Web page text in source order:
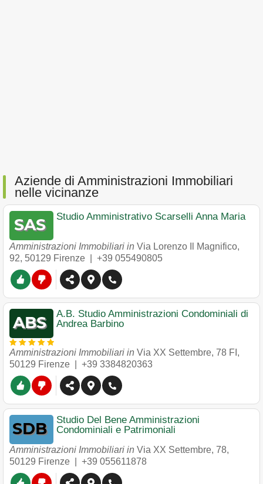
Aziende di Amministrazioni Immobiliari
nelle vicinanze
Studio Amministrativo Scarselli Anna Maria
Amministrazioni Immobiliari in Via Lorenzo Il Magnifico,
92, 50129 Firenze +39 055490805
A.B. Studio Amministrazioni Condominiali di
Andrea Barbino
Amministrazioni Immobiliari in Via XX Settembre, 78 FI ,
50129 Firenze +39 3384820363
Studio Del Bene Amministrazioni
Condominiali e Patrimoniali
Amministrazioni Immobiliari in Via XX Settembre, 78,
50129 Firenze +39 055611878